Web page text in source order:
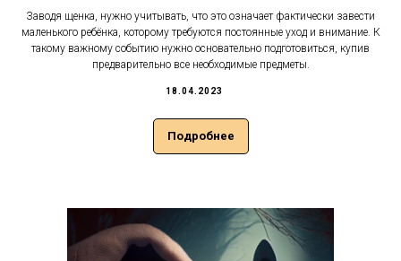
Заводя щенка, нужно учитывать, что это означает фактически завести
маленького ребёнка, которому требуются постоянные уход и внимание. К
такому важному событию нужно основательно подготовиться, купив
предварительно все необходимые предметы.
18.04.2023
Подробнее